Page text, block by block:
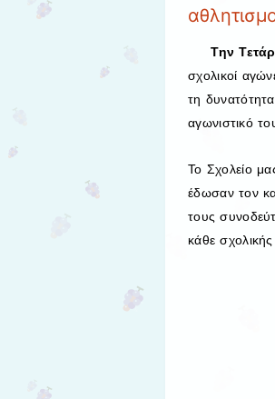
Την
σχολικοί
τη
αγωνιστικό
Το Σχολείο
έδωσαν τον
τους
κάθε